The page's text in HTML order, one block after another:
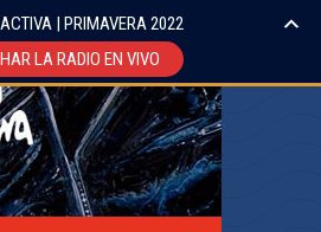
| PRIMAVERA 2022
LA RADIO EN VIVO